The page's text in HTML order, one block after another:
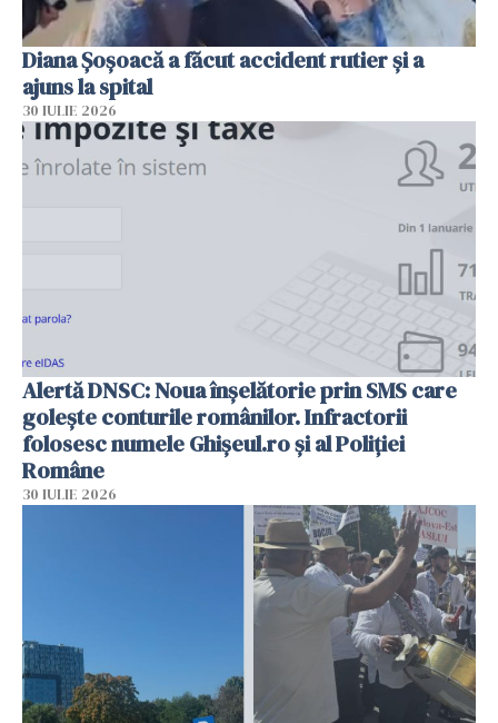
Diana Șoșoacă a făcut accident rutier și a
ajuns la spital
30 IULIE 2026
Alertă DNSC: Noua înșelătorie prin SMS care
golește conturile românilor. Infractorii
folosesc numele Ghișeul.ro și al Poliției
Române
30 IULIE 2026